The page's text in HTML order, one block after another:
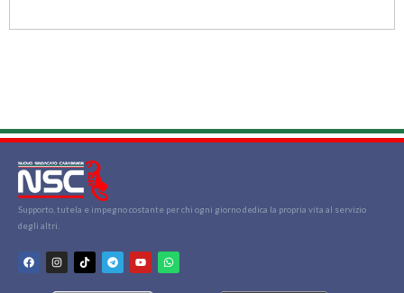
Supporto, tutela e impegno costante per chi ogni giorno dedica la propria vita al servizio
degli altri.